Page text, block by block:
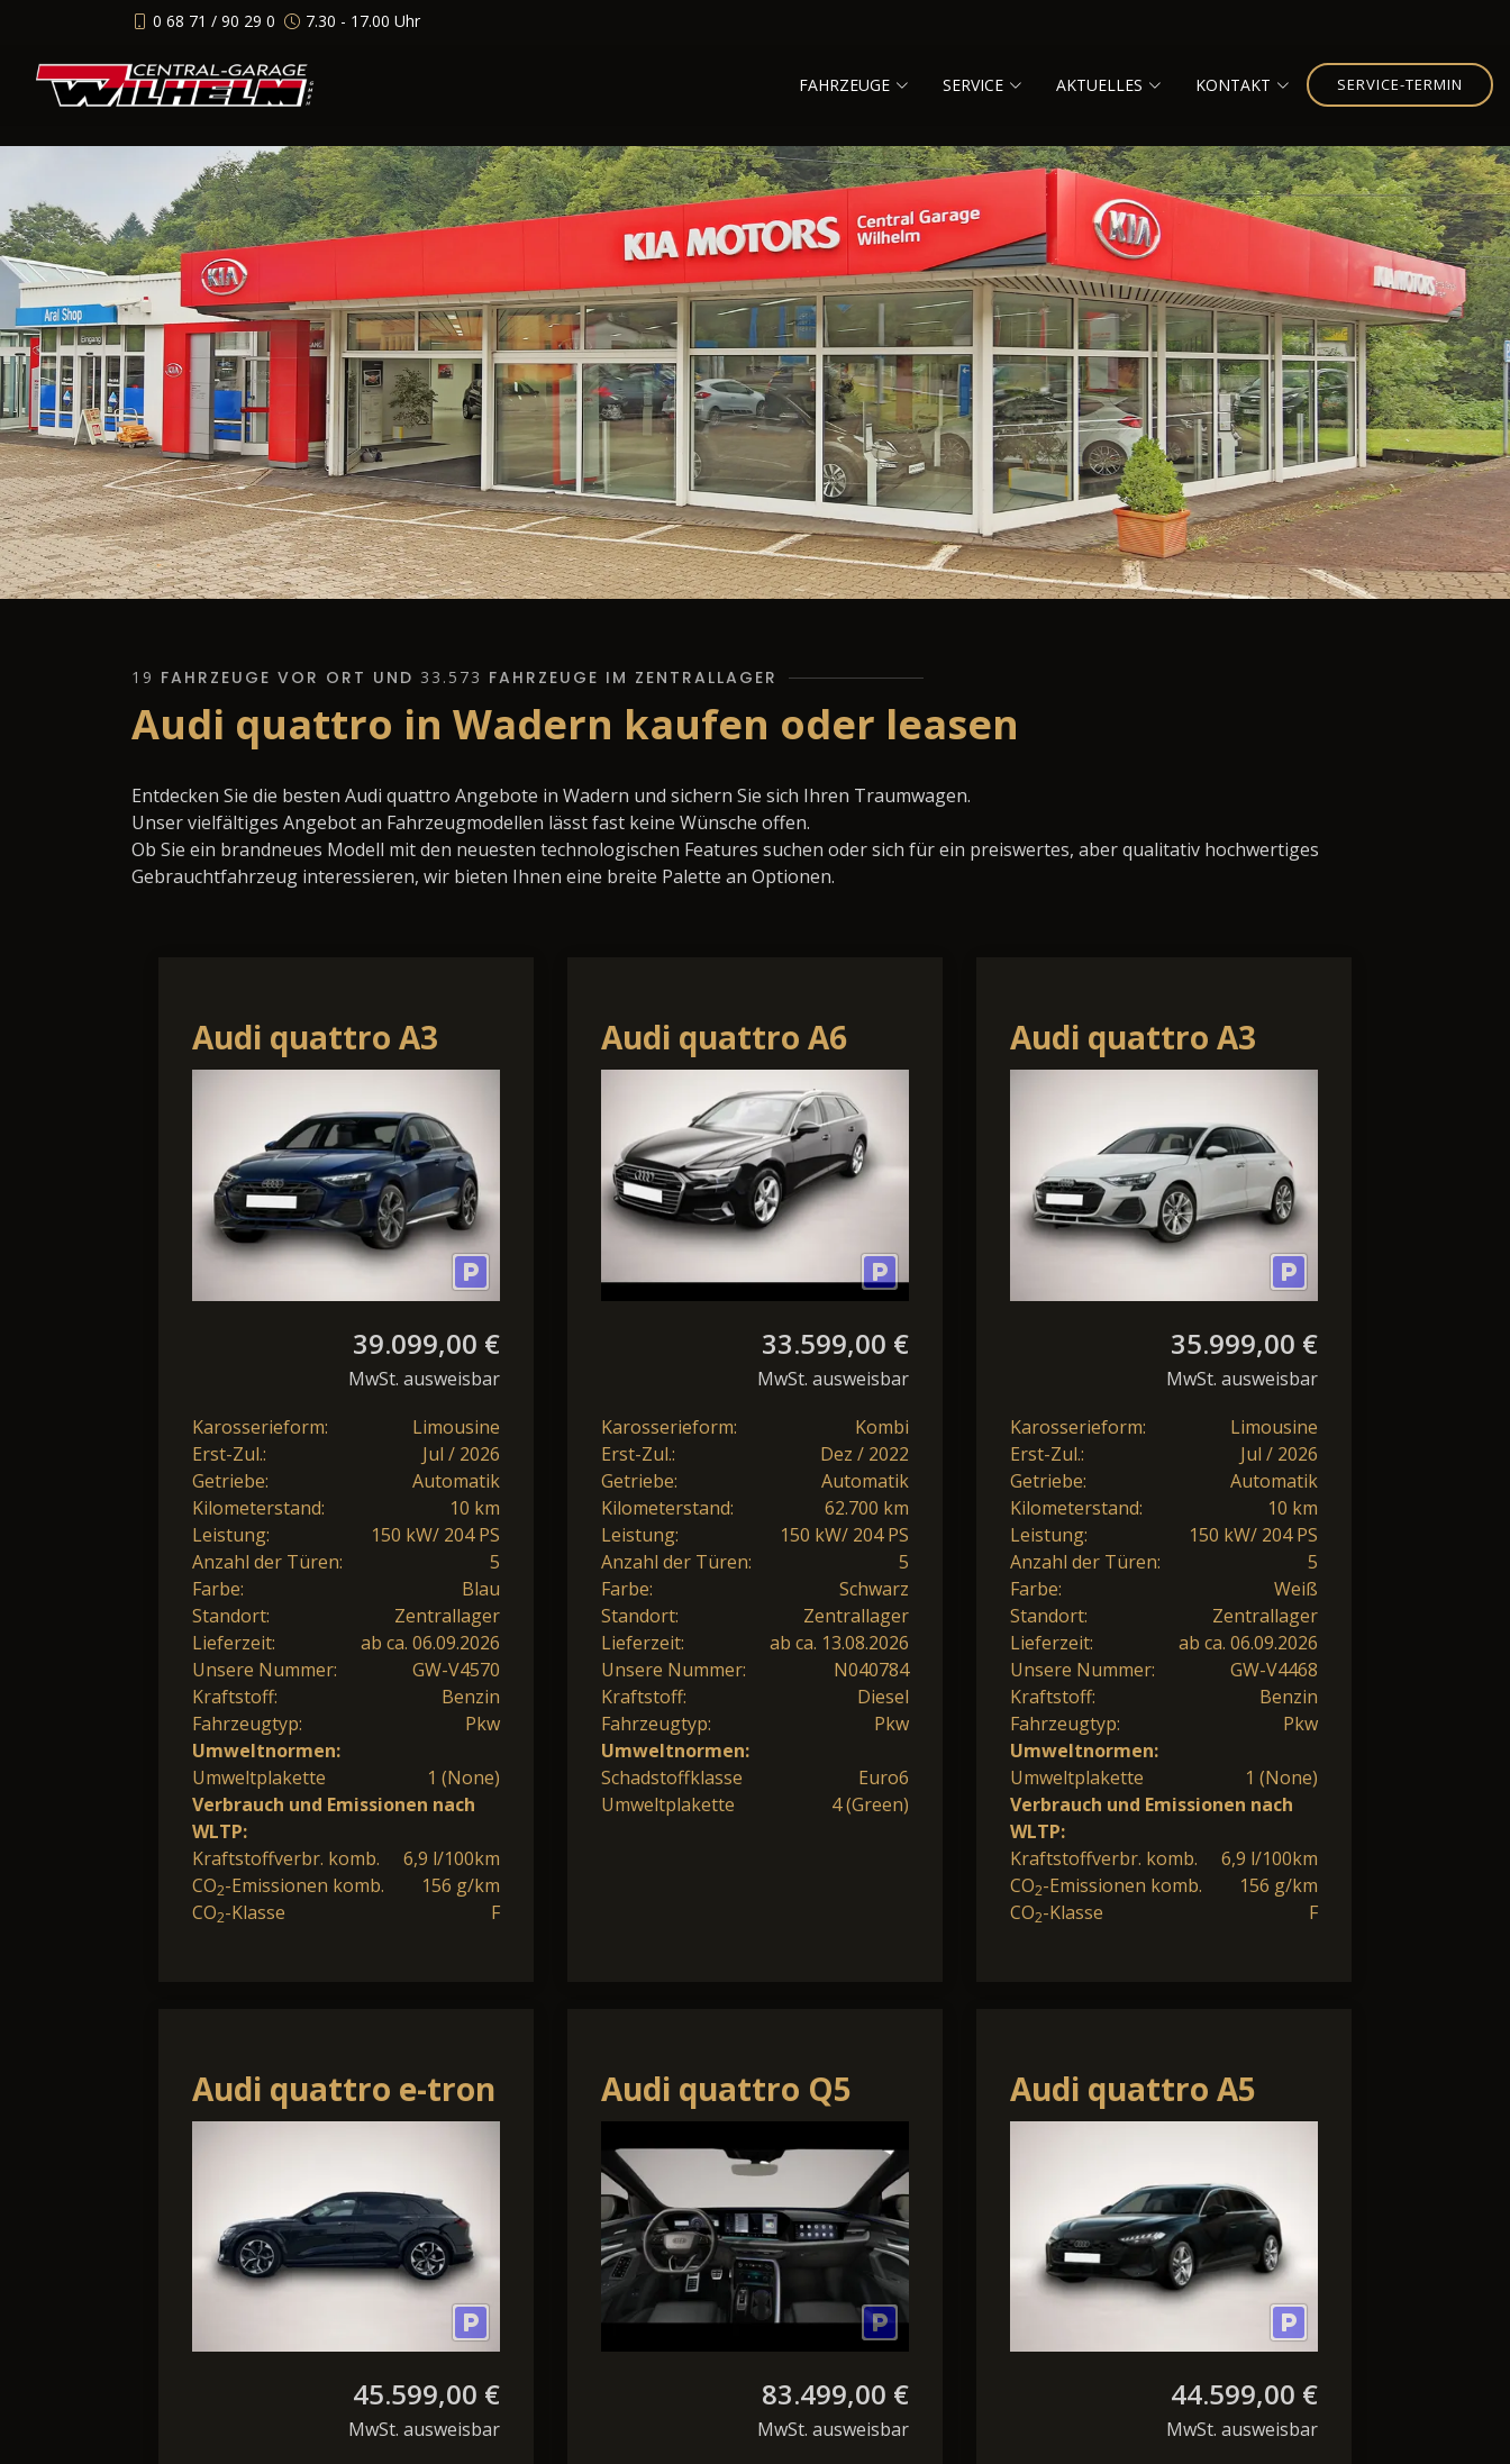
0 68 71 / 90 29 0 7.30 - 17.00 Uhr
FAHRZEUGE SERVICE AKTUELLES KONTAKT SERVICE-TERMIN
19 FAHRZEUGE VOR ORT UND 33.573 FAHRZEUGE IM ZENTRALLAGER
Audi quattro in Wadern kaufen oder leasen
Entdecken Sie die besten Audi quattro Angebote in Wadern und sichern Sie sich Ihren Traumwagen.
Unser vielfältiges Angebot an Fahrzeugmodellen lässt fast keine Wünsche offen.
Ob Sie ein brandneues Modell mit den neuesten technologischen Features suchen oder sich für ein preiswertes, aber qualitativ hochwertiges
Gebrauchtfahrzeug interessieren, wir bieten Ihnen eine breite Palette an Optionen.
Audi quattro A3
Sportback quattro
2xS line Nav 18Z
KlimaP ACC
39.099,00 €
MwSt. ausweisbar
Karosserieform:
Limousine
Erst-Zul.:
Jul / 2026
Getriebe:
Automatik
Kilometerstand:
10 km
Leistung:
150 kW/ 204 PS
Anzahl der Türen:
5
Farbe:
Blau
Standort:
Zentrallager
Lieferzeit:
ab ca. 06.09.2026
Unsere Nummer:
GW-V4570
Kraftstoff:
Benzin
Fahrzeugtyp:
Pkw
Umweltnormen:
Umweltplakette
1 (None)
Verbrauch und Emissionen nach
WLTP:
Kraftstoffverbr. komb.
6,9 l/100km
CO2-Emissionen komb.
156 g/km
CO2-Klasse F
Audi quattro A6
Avant 40TDI
quattro S tronic
sport STANDHZ/AH
33.599,00 €
MwSt. ausweisbar
Karosserieform:
Kombi
Erst-Zul.:
Dez / 2022
Getriebe:
Automatik
Kilometerstand:
62.700 km
Leistung:
150 kW/ 204 PS
Anzahl der Türen:
5
Farbe:
Schwarz
Standort:
Zentrallager
Lieferzeit:
ab ca. 13.08.2026
Unsere Nummer:
N040784
Kraftstoff:
Diesel
Fahrzeugtyp:
Pkw
Umweltnormen:
Schadstoffklasse
Euro6
Umweltplakette
4 (Green)
Audi quattro A3
Sportback quattro
S line Nav KlimaP
LED+ ACC
35.999,00 €
MwSt. ausweisbar
Karosserieform:
Limousine
Erst-Zul.:
Jul / 2026
Getriebe:
Automatik
Kilometerstand:
10 km
Leistung:
150 kW/ 204 PS
Anzahl der Türen:
5
Farbe:
Weiß
Standort:
Zentrallager
Lieferzeit:
ab ca. 06.09.2026
Unsere Nummer:
GW-V4468
Kraftstoff:
Benzin
Fahrzeugtyp:
Pkw
Umweltnormen:
Umweltplakette
1 (None)
Verbrauch und Emissionen nach
WLTP:
Kraftstoffverbr. komb.
6,9 l/100km
CO2-Emissionen komb.
156 g/km
CO2-Klasse F
Audi quattro e-tron
S quattro LEDER
PANO HeadUp Navi
360RFK 4
45.599,00 €
MwSt. ausweisbar
Audi quattro Q5
SUV e-hybrid
quattro S tronic
TECH PRO AHK AI
83.499,00 €
MwSt. ausweisbar
Audi quattro A5
Avant TDI quattro
S tronic
LED+/AHK/SpoSi/Pan
44.599,00 €
MwSt. ausweisbar